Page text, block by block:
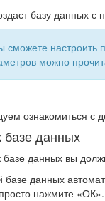
базу данных
настроить
можно
ознакомиться с
данных
данных вы
базе данных
нажмите «ОК».